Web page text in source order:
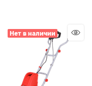
Нет в наличии